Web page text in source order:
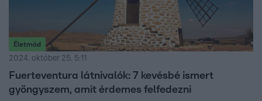
Életmód
2024. október 25. 5:11
Fuerteventura látnivalók: 7 kevésbé ismert
gyöngyszem, amit érdemes felfedezni